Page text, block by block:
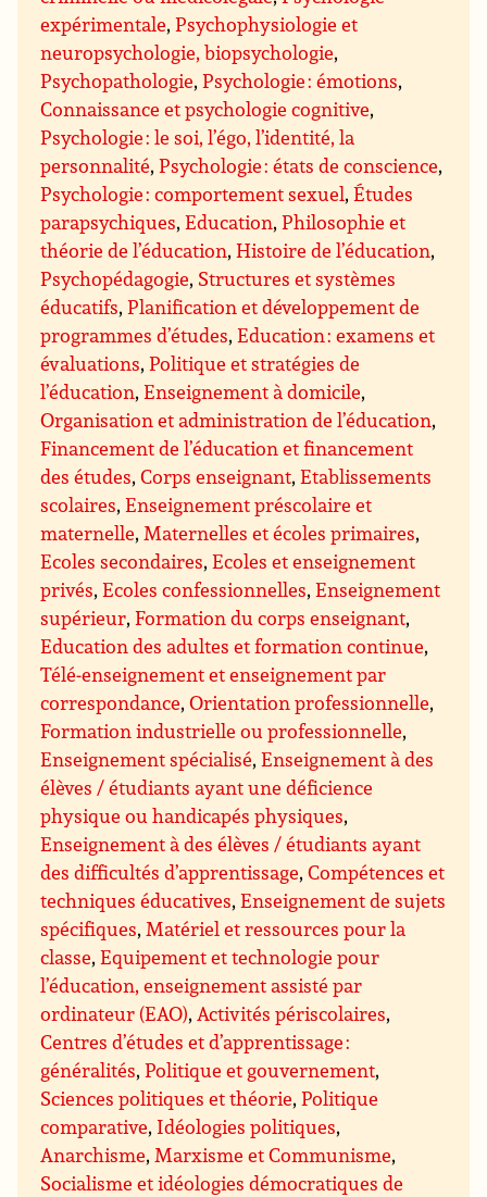
expérimentale,Psychophysiologie et
neuropsychologie, biopsychologie,
Psychopathologie,Psychologie : émotions,
Connaissance et psychologie cognitive,
Psychologie : le soi, l’égo, l’identité, la
personnalité,Psychologie : états de conscience,
Psychologie : comportement sexuel,Études
parapsychiques,Education,Philosophie et
théorie de l’éducation,Histoire de l’éducation,
Psychopédagogie, Structures et systèmes
éducatifs,Planification et développement de
programmes d’études,Education : examens et
évaluations,Politique et stratégies de
l’éducation,Enseignement à domicile,
Organisation et administration de l’éducation,
Financement de l’éducation et financement
des études,Corps enseignant,Etablissements
scolaires,Enseignement préscolaire et
maternelle,Maternelles et écoles primaires,
Ecoles secondaires,Ecoles et enseignement
privés,Ecoles confessionnelles,Enseignement
supérieur,Formation du corps enseignant,
Education des adultes et formation continue,
Télé-enseignement et enseignement par
correspondance,Orientation professionnelle,
Formation industrielle ou professionnelle,
Enseignement spécialisé,Enseignement à des
élèves / étudiants ayant une déficience
physique ou handicapés physiques,
Enseignement à des élèves / étudiants ayant
des difficultés d’apprentissage,Compétences et
techniques éducatives,Enseignement de sujets
spécifiques,Matériel et ressources pour la
classe,Equipement et technologie pour
l’éducation, enseignement assisté par
ordinateur (EAO),Activités périscolaires,
Centres d’études et d’apprentissage :
généralités,Politique et gouvernement,
Sciences politiques et théorie,Politique
comparative, Idéologies politiques,
Anarchisme,Marxisme et Communisme,
Socialisme et idéologies démocratiques de